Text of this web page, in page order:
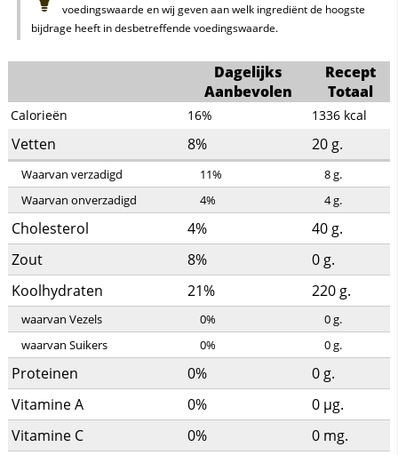
voedingswaarde en wij geven aan welk ingrediënt de hoogste
bijdrage heeft in desbetreffende voedingswaarde.
Dagelijks
Aanbevolen
Recept
Totaal
Calorieën 16% 1336 kcal
Vetten 8% 20 g.
Waarvan verzadigd 11% 8g.
Waarvan onverzadigd
4% 4g.
Cholesterol 4% 40 g.
Zout
8% 0 g.
Koolhydraten
21% 220 g.
waarvan Vezels 0% 0g.
waarvan Suikers
0% 0g.
Proteinen 0% 0 g.
Vitamine A
0% 0 µg.
Vitamine C
0% 0 mg.